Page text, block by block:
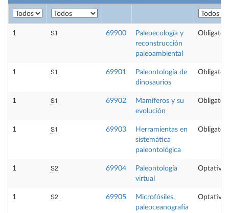
1 S1 69900
Paleoecología y
reconstrucción
paleoambiental
1 S1 69901
Paleontología de
dinosaurios
1 S1 69902
Mamíferos y su
evolución
1 S1 69903
Herramientas en
sistemática
paleontológica
1 S2 69904
Paleontología
virtual
Optativa
1 S2 69905
Microfósiles,
paleoceanografía
Optativa